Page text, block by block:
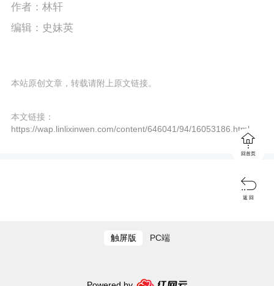
作者：林轩
编辑：史妹英
本站原创文章，转载请附上原文链接。
本文链接：
https://wap.linlixinwen.com/content/646041/94/16053186.html
触屏版 PC端

回首页

返 回